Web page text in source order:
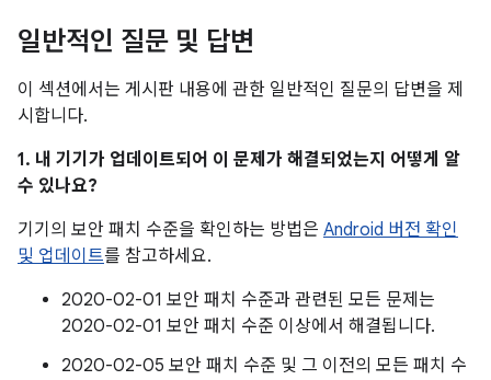
일반적인 질문 및 답변
이 섹션에서는 게시판 내용에 관한 일반적인 질문의 답변을 제
시합니다.
1. 내 기기가 업데이트되어 이 문제가 해결되었는지 어떻게 알
수 있나요?
기기의 보안 패치 수준을 확인하는 방법은 Android 버전 확인
및 업데이트를 참고하세요.
2020-02-01 보안 패치 수준과 관련된 모든 문제는
2020-02-01 보안 패치 수준 이상에서 해결됩니다.
2020-02-05 보안 패치 수준 및 그 이전의 모든 패치 수